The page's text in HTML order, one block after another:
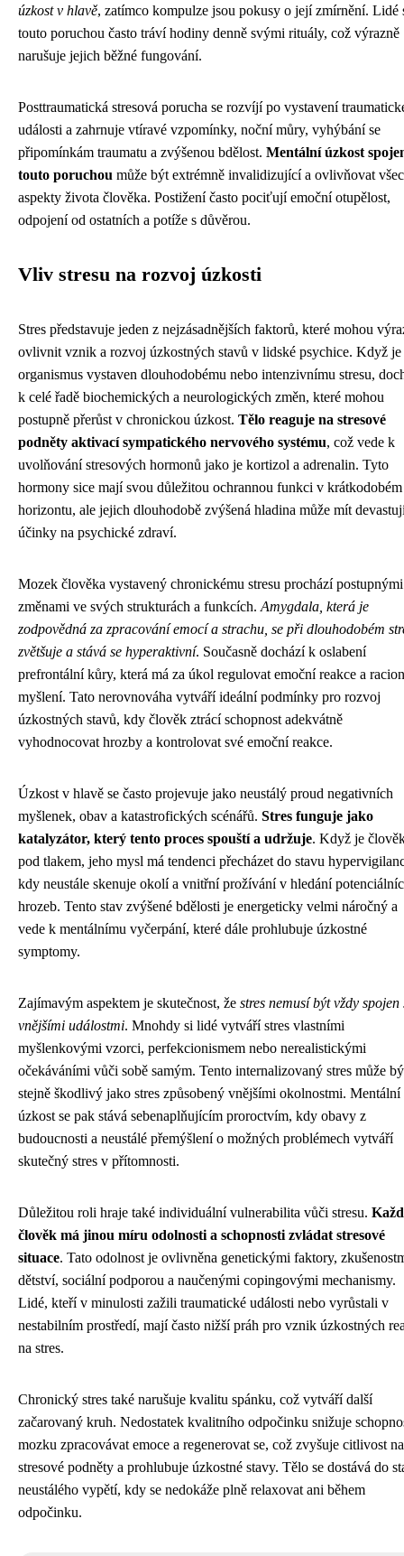
úzkost v hlavě, zatímco kompulze jsou pokusy o její zmírnění. Lidé
touto poruchou často tráví hodiny denně svými rituály, což výrazně
narušuje jejich běžné fungování.
Posttraumatická stresová porucha se rozvíjí po vystavení
události a zahrnuje vtíravé vzpomínky, noční můry, vyhýbání se
připomínkám traumatu a zvýšenou bdělost. Mentální úzkost
touto poruchou může být extrémně invalidizující a ovlivňovat
aspekty života člověka. Postižení často pociťují emoční otupělost,
odpojení od ostatních a potíže s důvěrou.
Vliv stresu na rozvoj úzkosti
Stres představuje jeden z nejzásadnějších faktorů, které mohou
ovlivnit vznik a rozvoj úzkostných stavů v lidské psychice. Když je
organismus vystaven dlouhodobému nebo intenzivnímu stresu,
k celé řadě biochemických a neurologických změn, které mohou
postupně přerůst v chronickou úzkost. Tělo reaguje na stresové
podněty aktivací sympatického nervového systému, což vede k
uvolňování stresových hormonů jako je kortizol a adrenalin. Tyto
hormony sice mají svou důležitou ochrannou funkci v krátkodobém
horizontu, ale jejich dlouhodobě zvýšená hladina může mít
účinky na psychické zdraví.
Mozek člověka vystavený chronickému stresu prochází postupnými
změnami ve svých strukturách a funkcích. Amygdala, která je
zodpovědná za zpracování emocí a strachu, se při dlouhodobém
zvětšuje a stává se hyperaktivní. Současně dochází k oslabení
prefrontální kůry, která má za úkol regulovat emoční reakce a
myšlení. Tato nerovnováha vytváří ideální podmínky pro rozvoj
úzkostných stavů, kdy člověk ztrácí schopnost adekvátně
vyhodnocovat hrozby a kontrolovat své emoční reakce.
Úzkost v hlavě se často projevuje jako neustálý proud negativních
myšlenek, obav a katastrofických scénářů. Stres funguje jako
katalyzátor, který tento proces spouští a udržuje. Když je
pod tlakem, jeho mysl má tendenci přecházet do stavu
kdy neustále skenuje okolí a vnitřní prožívání v hledání
hrozeb. Tento stav zvýšené bdělosti je energeticky velmi náročný a
vede k mentálnímu vyčerpání, které dále prohlubuje úzkostné
symptomy.
Zajímavým aspektem je skutečnost, že stres nemusí být vždy spojen
vnějšími událostmi. Mnohdy si lidé vytváří stres vlastními
myšlenkovými vzorci, perfekcionismem nebo nerealistickými
očekáváními vůči sobě samým. Tento internalizovaný stres může
stejně škodlivý jako stres způsobený vnějšími okolnostmi. Mentální
úzkost se pak stává sebenaplňujícím proroctvím, kdy obavy z
budoucnosti a neustálé přemýšlení o možných problémech vytváří
skutečný stres v přítomnosti.
Důležitou roli hraje také individuální vulnerabilita vůči stresu.
člověk má jinou míru odolnosti a schopnosti zvládat stresové
situace. Tato odolnost je ovlivněna genetickými faktory,
dětství, sociální podporou a naučenými copingovými mechanismy.
Lidé, kteří v minulosti zažili traumatické události nebo vyrůstali v
nestabilním prostředí, mají často nižší práh pro vznik úzkostných
na stres.
Chronický stres také narušuje kvalitu spánku, což vytváří další
začarovaný kruh. Nedostatek kvalitního odpočinku snižuje
mozku zpracovávat emoce a regenerovat se, což zvyšuje citlivost na
stresové podněty a prohlubuje úzkostné stavy. Tělo se dostává do
neustálého vypětí, kdy se nedokáže plně relaxovat ani během
odpočinku.